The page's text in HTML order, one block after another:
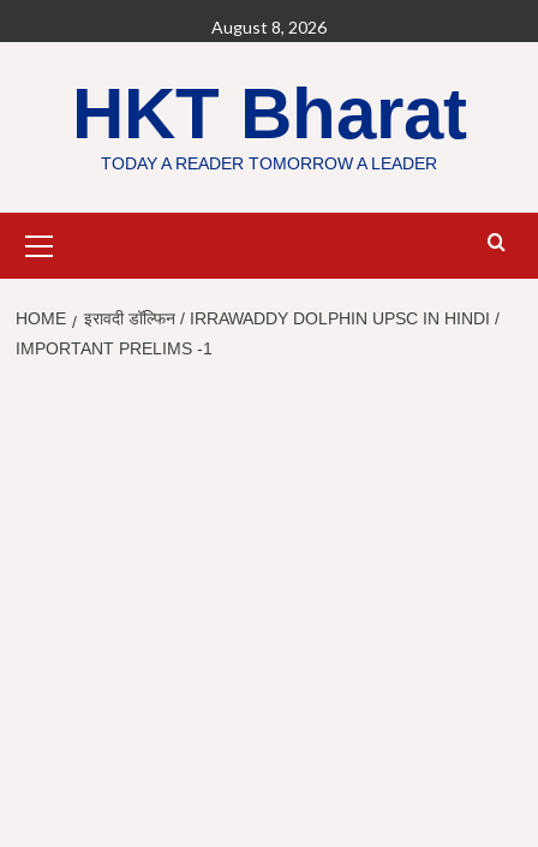
to
August 8, 2026
HKT Bharat
TODAY A READER TOMORROW A LEADER
Menu
HOME
इरावदी डॉल्फिन / IRRAWADDY DOLPHIN UPSC IN HINDI /
IMPORTANT PRELIMS -1